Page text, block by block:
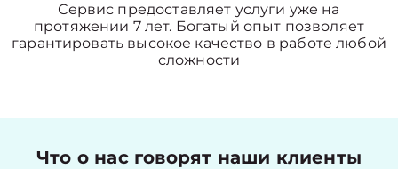
Сервис предоставляет услуги уже на
протяжении 7 лет. Богатый опыт позволяет
гарантировать высокое качество в работе любой
сложности
Что о нас говорят наши клиенты